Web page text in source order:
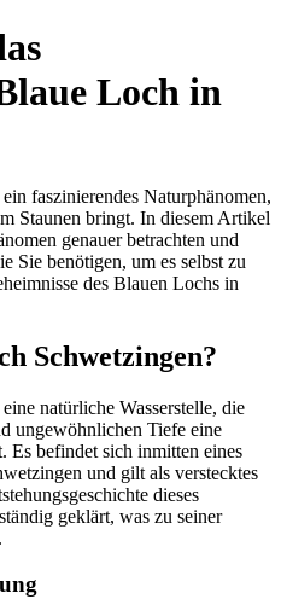
Loch in
faszinierendes Naturphänomen,
Staunen bringt. In diesem Artikel
genauer betrachten und
Sie benötigen, um es selbst zu
des Blauen Lochs in
Schwetzingen?
natürliche Wasserstelle, die
ungewöhnlichen Tiefe eine
Es befindet sich inmitten eines
und gilt als verstecktes
dieses
geklärt, was zu seiner